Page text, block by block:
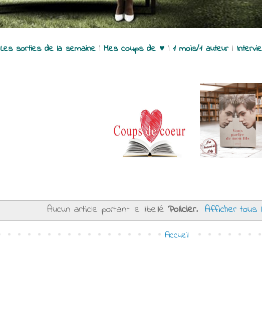
Les sorties de la semaine| Mes coups de ♥ | 1 mois/1 auteur|
Aucun article portant le libellé Policier. Afficher tous
Accueil